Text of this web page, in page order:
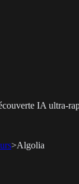
IA ultra-
>Algolia